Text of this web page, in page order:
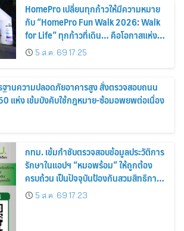
HomePro เปลี่ยนทุกก้าวให้มีความหมาย
กับ “HomePro Fun Walk 2026: Walk
for Life” ทุกก้าวที่เดิน… คือโอกาสแห่ง
การมีชีวิต
5 ส.ค. 69 17:25
านความปลอดภัยอาคารสูง สั่งตรวจสอบถนน
แห่ง เข้มบังคับใช้กฎหมาย-ซ้อมอพยพต่อเนื่อง
กทม. เข้มกำชับตรวจสอบข้อมูลประวัติการ
รักษาในแอปฯ “หมอพร้อม” ให้ถูกต้อง
ครบถ้วน เป็นปัจจุบันป้องกันสวมสิทธิการ
รักษา5 ส.ค. 69 17:23